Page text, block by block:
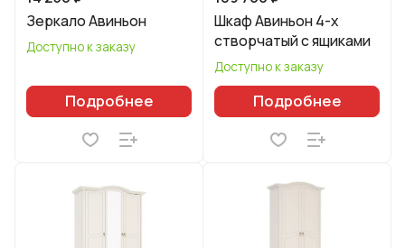
Зеркало Авиньон
Доступно к заказу
Подробнее
Шкаф Авиньон 4-х
створчатый с ящиками
Доступно к заказу
Подробнее